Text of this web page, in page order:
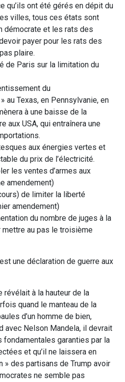
qu’ils ont été gérés en dépit du
villes, tous ces états sont
démocrate et les rats des
payer pour les rats des
plaire.
de Paris sur la limitation du
du
au Texas, en Pennsylvanie, en
à une baisse de la
aux USA, qui entraînera une
aux énergies vertes et
du prix de l’électricité.
les ventes d’armes aux
amendement)
de limiter la liberté
amendement)
du nombre de juges à la
mettre au pas le troisième
une déclaration de guerre aux
à la hauteur de la
quand le manteau de la
d’un homme de bien,
avec Nelson Mandela, il devrait
fondamentales garanties par la
et qu’il ne laissera en
» des partisans de Trump avoir
ne semble pas